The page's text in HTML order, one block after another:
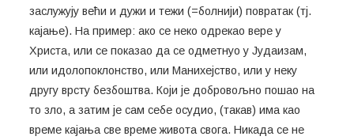
заслужују већи и дужи и тежи (=болнији) повратак (тј.
кајање). На пример: ако се неко одрекао вере у
Христа, или се показао да се одметнуо у Јудаизам,
или идолопоклонство, или Манихејство, или у неку
другу врсту безбоштва. Који је добровољно пошао на
то зло, а затим је сам себе осудио, (такав) има као
време кајања све време живота свога. Никада се не